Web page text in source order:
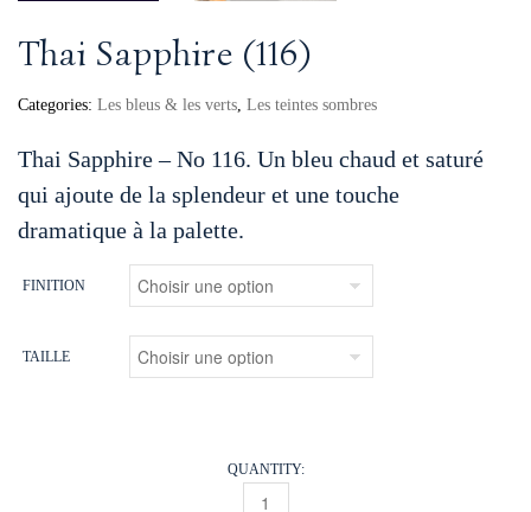
Thai Sapphire (116)
Categories: Les bleus & les verts, Les teintes sombres
Thai Sapphire – No 116. Un bleu chaud et saturé
qui ajoute de la splendeur et une touche
dramatique à la palette.
FINITION
TAILLE
QUANTITY:
THAI SAPPHIRE (116) QUANTITY